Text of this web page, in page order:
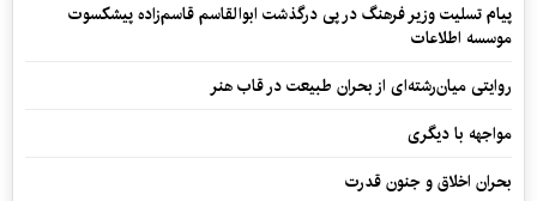
پیام تسلیت وزیر فرهنگ در پی درگذشت ابوالقاسم قاسم‌زاده پیشکسوت
موسسه اطلاعات
روایتی میان‌رشته‌ای از بحران طبیعت در قاب هنر
مواجهه با دیگری
بحران اخلاق و جنون قدرت